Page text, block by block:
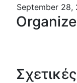
September 28,